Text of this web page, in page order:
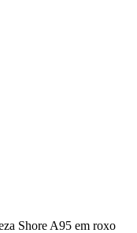
Shore A95 em roxo